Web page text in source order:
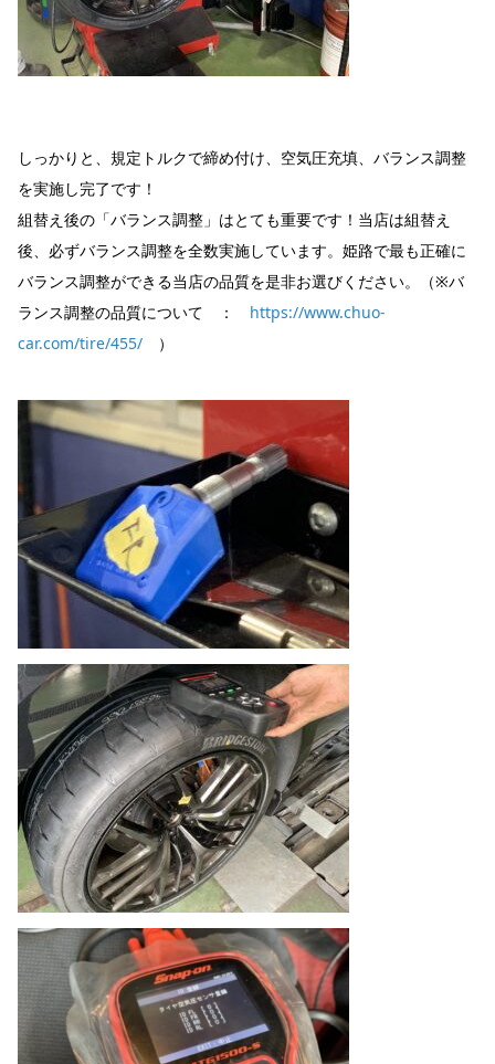
しっかりと、規定トルクで締め付け、空気圧充填、バランス調整
を実施し完了です！
組替え後の「バランス調整」はとても重要です！当店は組替え
後、必ずバランス調整を全数実施しています。姫路で最も正確に
バランス調整ができる当店の品質を是非お選びください。（※バ
ランス調整の品質について ： https://www.chuo-
car.com/tire/455/ ）